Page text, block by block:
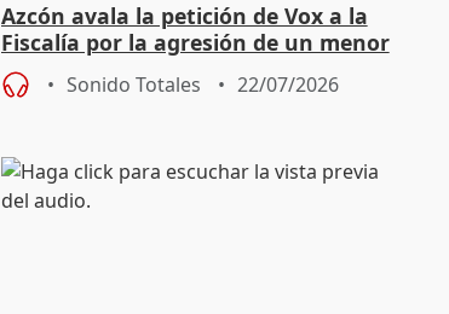
Azcón avala la petición de Vox a la
Fiscalía por la agresión de un menor
inmigrante
Sonido Totales 22/07/2026